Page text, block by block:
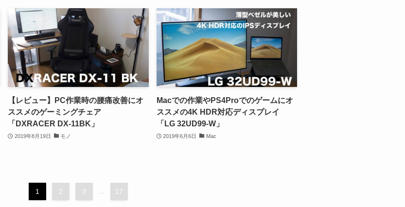
【レビュー】PC作業時の腰痛改善にオ
ススメのゲーミングチェア
「DXRACER DX-11BK」
2019年8月19日 モノ
Macでの作業やPS4Proでのゲームにオ
ススメの4K HDR対応ディスプレイ
「LG 32UD99-W」
2019年6月6日 Mac
1 2 3 ... 17